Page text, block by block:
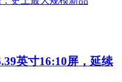
英寸16:10屏，延续